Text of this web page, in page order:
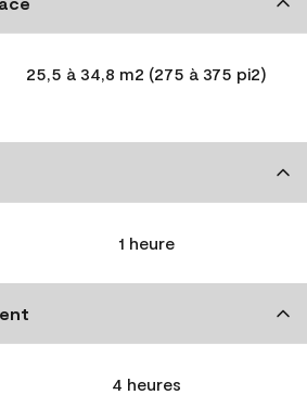
25,5 à 34,8 m2 (275 à 375 pi2)
1 heure
4 heures